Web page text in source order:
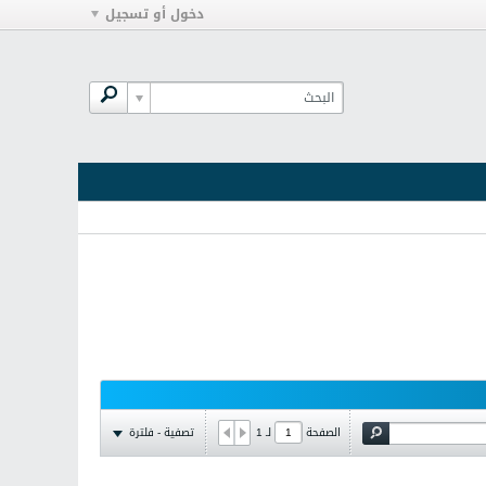
دخول أو تسجيل
الصفحة لـ1 تصفية - فلترة